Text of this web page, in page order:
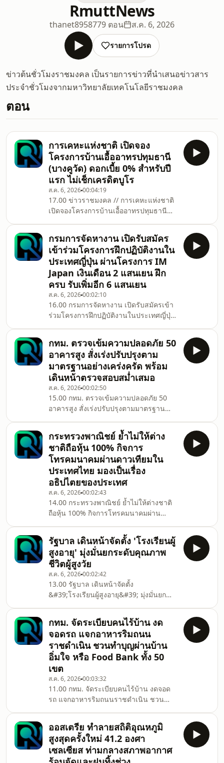
RmuttNews
thanet8958779 ตอน ส.ค. 6, 2026
รายการโปรด
ข่าวต้นชั่วโมงราชมงคล เป็นรายการข่าวที่นำเสนอข่าวสาร
ประจำชั่วโมงจากมหาวิทยาลัยเทคโนโลยีราชมงคล
ตอน
การเคหะแห่งชาติ เปิดจอง
โครงการบ้านเอื้ออาทรปทุมธานี
(บางคูวัด) ดอกเบี้ย 0% สำหรับปี
แรก ไม่เช็กเครดิตบูโร
ส.ค. 6, 202600:04:19
17.00 ข่าวราชมงคล // การเคหะแห่งชาติ
เปิดจองโครงการบ้านเอื้ออาทรปทุมธานี
กรมการจัดหางาน เปิดรับสมัคร
เข้าร่วมโครงการฝึกปฏิบัติงานใน
ประเทศญี่ปุ่น ผ่านโครงการ IM
Japan เงินเดือน 2 แสนเยน ฝึก
ครบ รับเพิ่มอีก 6 แสนเยน
ส.ค. 6, 202600:02:10
16.00 กรมการจัดหางาน เปิดรับสมัครเข้า
ร่วมโครงการฝึกปฏิบัติงานในประเทศญี่ปุ่น
เยน ฝึกครบ รับเพิ่มอีก 6 แสนเยน
กทม. ตรวจเข้มความปลอดภัย 50
อาคารสูง สั่งเร่งปรับปรุงตาม
มาตรฐานอย่างเคร่งครัด พร้อม
เดินหน้าตรวจสอบสม่ำเสมอ
ส.ค. 6, 202600:02:50
15.00 กทม. ตรวจเข้มความปลอดภัย 50
อาคารสูง สั่งเร่งปรับปรุงตามมาตรฐาน
กระทรวงพาณิชย์ ย้ำไม่ให้ต่าง
ชาติถือหุ้น 100% กิจการ
โทรคมนาคมผ่านดาวเทียมใน
ประเทศไทย มองเป็นเรื่อง
อธิปไตยของประเทศ
ส.ค. 6, 202600:02:43
14.00 กระทรวงพาณิชย์ ย้ำไม่ให้ต่างชาติ
ถือหุ้น 100% กิจการโทรคมนาคมผ่าน
อธิปไตยของประเทศ
รัฐบาล เดินหน้าจัดตั้ง 'โรงเรียนผู้
สูงอายุ' มุ่งมั่นยกระดับคุณภาพ
ชีวิตผู้สูงวัย
ส.ค. 6, 202600:02:42
13.00 รัฐบาล เดินหน้าจัดตั้ง
&#39;โรงเรียนผู้สูงอายุ&#39; มุ่งมั่นยก
กทม. จัดระเบียบคนไร้บ้าน งด
จอดรถ แจกอาหารริมถนน
ราชดำเนิน ชวนทำบุญผ่านบ้าน
อิ่มใจ หรือ Food Bank ทั้ง 50
เขต
ส.ค. 6, 202600:03:32
11.00 กทม. จัดระเบียบคนไร้บ้าน งดจอด
รถ แจกอาหารริมถนนราชดำเนิน ชวน
ออสเตรีย ทำลายสถิติอุณหภูมิ
สูงสุดครั้งใหม่ 41.2 องศา
เซลเซียส ท่ามกลางสภาพอากาศ